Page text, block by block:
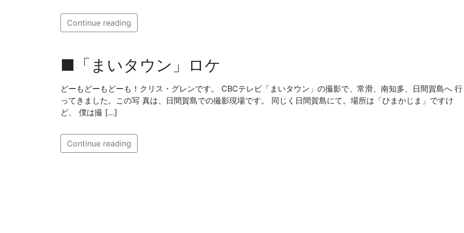
Continue reading
■「まいタウン」ロケ
どーもどーもどーも！クリス・グレンです。 CBCテレビ「まいタウン」の撮影で、常滑、南知多、日間賀島へ 行
ってきました。この写 真は、日間賀島での撮影現場です。 同じく日間賀島にて。場所は「ひまかじま」ですけ
ど、 僕は撮 […]
Continue reading